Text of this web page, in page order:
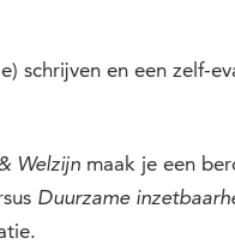
schrijven en een zelf-
Welzijn maak je een
Duurzame